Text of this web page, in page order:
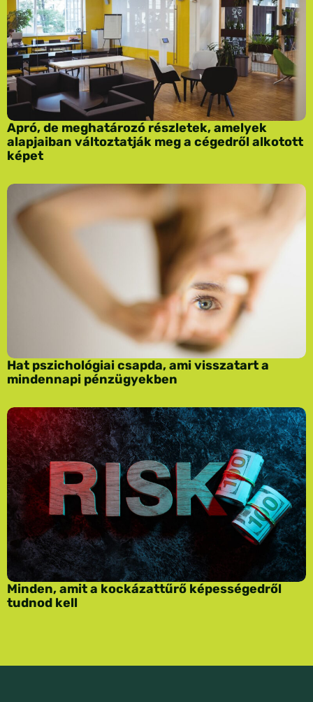
Apró, de meghatározó részletek, amelyek
alapjaiban változtatják meg a cégedről alkotott
képet
Hat pszichológiai csapda, ami visszatart a
mindennapi pénzügyekben
Minden, amit a kockázattűrő képességedről
tudnod kell